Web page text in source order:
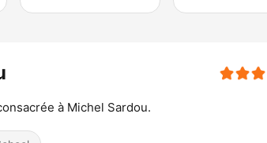
à Michel Sardou.